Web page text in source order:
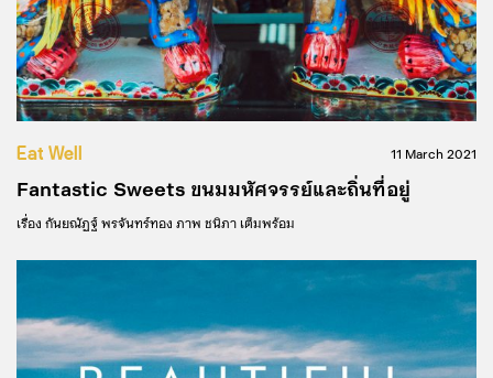
Eat Well 11 March 2021
Fantastic Sweets ขนมมหัศจรรย์และถิ่นที่อยู่
เรื่อง กันยณัฏฐ์ พรจันทร์ทอง ภาพ ชนิภา เต็มพร้อม